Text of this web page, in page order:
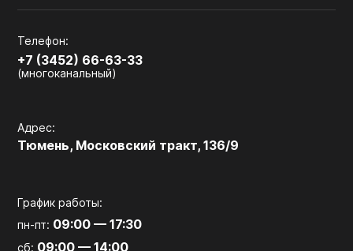
Телефон:
+7 (3452) 66-63-33
(многоканальный)
Адрес:
Тюмень, Московский тракт, 136/9
График работы:
пн-пт: 09:00 — 17:30
сб: 09:00 — 14:00